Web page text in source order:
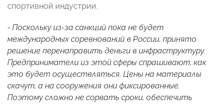
спортивной индустрии.
- Поскольку из-за санкций пока не будет
международных соревнований в России, принято
решение перенаправить деньги в инфраструктуру.
Предприниматели из этой сферы спрашивают, как
это будет осуществляться. Цены на материалы
скачут, а на сооружения они фиксированные.
Поэтому сложно не сорвать сроки, обеспечить